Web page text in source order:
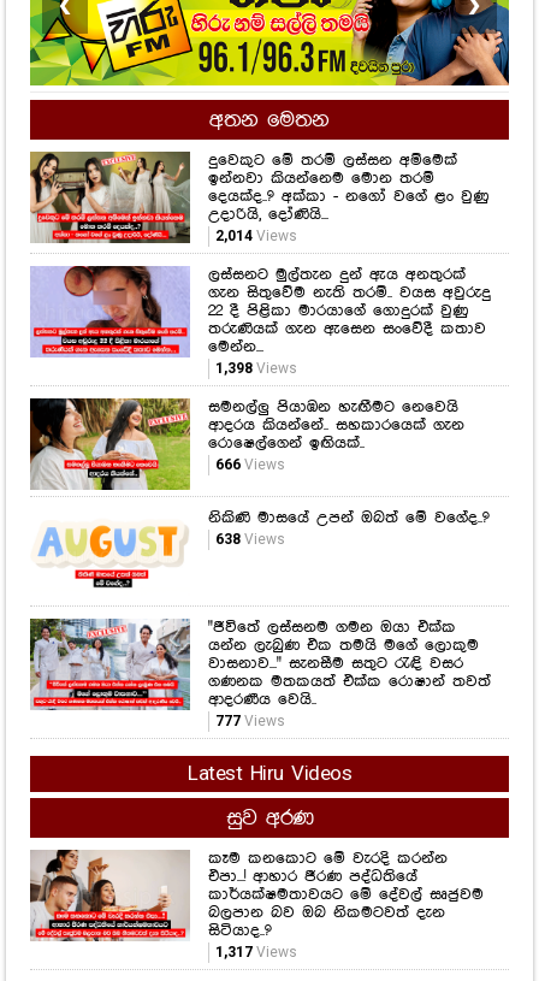
අතන මෙතන
දුවෙකුට මේ තරම් ලස්සන අම්මෙක්
ඉන්නවා කියන්නෙම මොන තරම්
දෙයක්ද..? අක්කා - නගෝ වගේ ළං වුණු
උදාරියි, දෝණියි...
2,014Views
ලස්සනට මුල්තැන දුන් ඇය අනතුරක්
ගැන සිතුවේම නැති තරම්.. වයස අවුරුදු
22 දී පිළිකා මාරයාගේ ගොදුරක් වුණු
තරුණියක් ගැන ඇසෙන සංවේදී කතාව
මෙන්න...
1,398Views
සමනල්ලු පියාඹන හැඟීමට නෙවෙයි
ආදරය කියන්නේ.. සහකාරයෙක් ගැන
රොෂෙල්ගෙන් ඉඟියක්..
666Views
නිකිණි මාසයේ උපන් ඔබත් මේ වගේද..?
638Views
"ජීවිතේ ලස්සනම ගමන ඔයා එක්ක
යන්න ලැබුණ එක තමයි මගේ ලොකුම
වාසනාව..." සැනසීම සතුට රැඳි වසර
ගණනක මතකයත් එක්ක රොෂාන් තවත්
ආදරණීය වෙයි..
777Views
Latest Hiru Videos
සුව අරණ
කෑම කනකොට මේ වැරදි කරන්න
එපා...! ආහාර ජීරණ පද්ධතියේ
කාර්යක්ෂමතාවයට මේ දේවල් සෘජුවම
බලපාන බව ඔබ නිකමටවත් දැන
සිටියාද..?
1,317Views